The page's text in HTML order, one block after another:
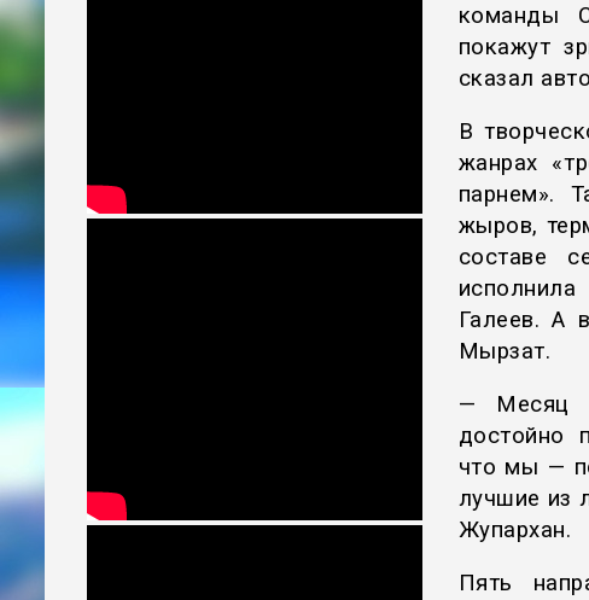
команды
покажут
сказал
В
жанрах
парнем».
жыров,
составе
Галеев. А
Мырзат.
— Месяц
достойно
что мы —
лучшие из
Жупархан.
Пять